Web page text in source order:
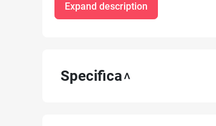
Expand description
Specifica